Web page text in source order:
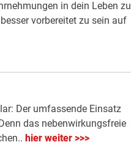
in dein Leben zu
vorbereitet zu sein auf
Der umfassende Einsatz
das nebenwirkungsfreie
hier weiter >>>